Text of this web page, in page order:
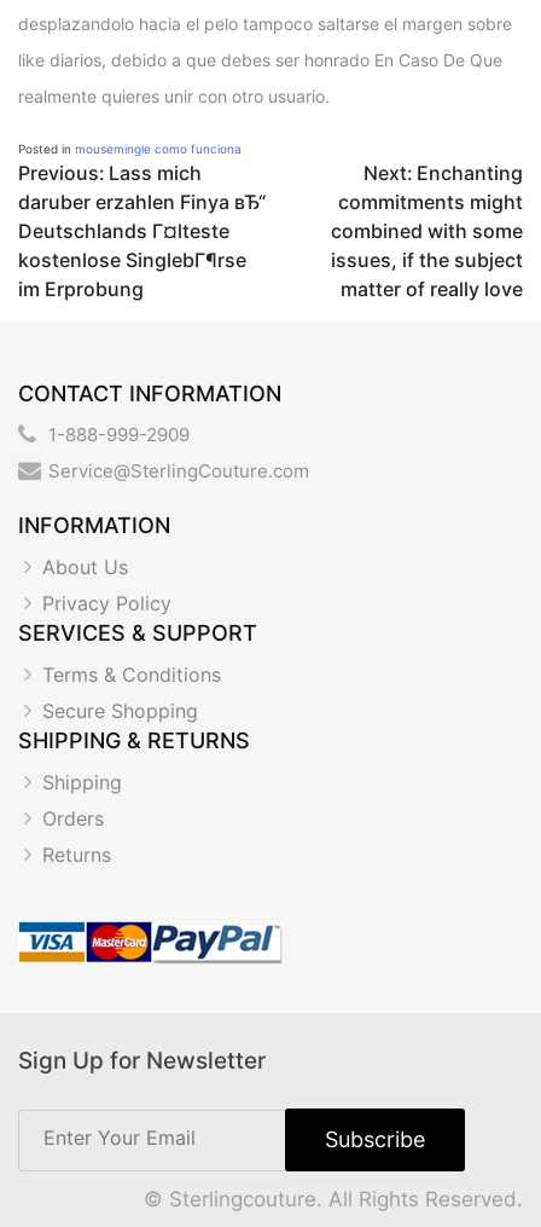
desplazandolo hacia el pelo tampoco saltarse el margen sobre
like diarios, debido a que debes ser honrado En Caso De Que
realmente quieres unir con otro usuario.
Posted in mousemingle como funciona
Post
navigation
Previous: Lass mich
daruber erzahlen Finya вЂ“
Deutschlands Г¤lteste
kostenlose SinglebГ¶rse
im Erprobung
Next: Enchanting
commitments might
combined with some
issues, if the subject
matter of really love
CONTACT INFORMATION
1-888-999-2909
Service@SterlingCouture.com
INFORMATION
About Us
Privacy Policy
SERVICES & SUPPORT
Terms & Conditions
Secure Shopping
SHIPPING & RETURNS
Shipping
Orders
Returns
Sign Up for Newsletter
© Sterlingcouture. All Rights Reserved.